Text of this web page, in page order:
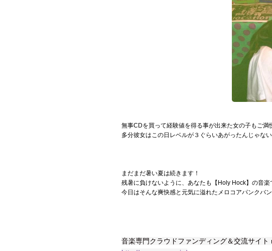
無事CDを買って経験値を得る事が出来た女の子もご満
多分彼女はこの日レベルが３ぐらいあがったんじゃない
まだまだ暑い夏は続きます！
残暑に負けないように、あなたも【Holy Hock】の音
今日はそんな爽快感と元気に溢れたメロコアパンクバ
音楽専門クラウドファンディング＆交流サイト